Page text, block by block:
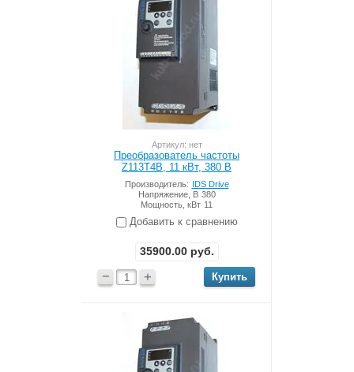
Артикул: нет
Преобразователь частоты
Z113T4B, 11 кВт, 380 В
Производитель: IDS Drive
Напряжение, В 380
Мощность, кВт 11
Добавить к сравнению
35900.00руб.
− +